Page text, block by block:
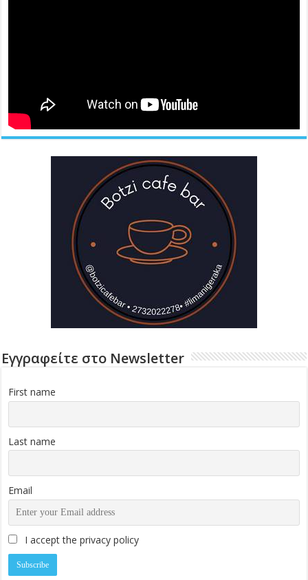
Εγγραφείτε στο Newsletter
First name
Last name
Email
I accept the privacy policy